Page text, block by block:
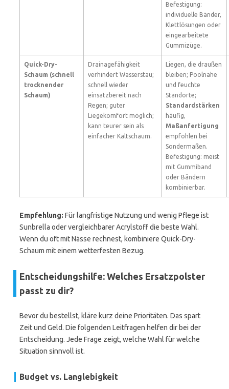
Befestigung:
individuelle Bänder,
Klettlösungen oder
eingearbeitete
Gummizüge.
Quick-Dry-
Schaum (schnell
trocknender
Schaum)
Drainagefähigkeit
verhindert Wasserstau;
schnell wieder
einsatzbereit nach
Regen; guter
Liegekomfort möglich;
kann teurer sein als
einfacher Kaltschaum.
Liegen, die draußen
bleiben; Poolnähe
und feuchte
Standorte;
Standardstärken
häufig,
Maßanfertigung
empfohlen bei
Sondermaßen.
Befestigung: meist
mit Gummiband
oder Bändern
kombinierbar.
Empfehlung: Für langfristige Nutzung und wenig Pflege ist
Sunbrella oder vergleichbarer Acrylstoff die beste Wahl.
Wenn du oft mit Nässe rechnest, kombiniere Quick-Dry-
Schaum mit einem wetterfesten Bezug.
Entscheidungshilfe: Welches Ersatzpolster
passt zu dir?
Bevor du bestellst, kläre kurz deine Prioritäten. Das spart
Zeit und Geld. Die folgenden Leitfragen helfen dir bei der
Entscheidung. Jede Frage zeigt, welche Wahl für welche
Situation sinnvoll ist.
Budget vs. Langlebigkeit